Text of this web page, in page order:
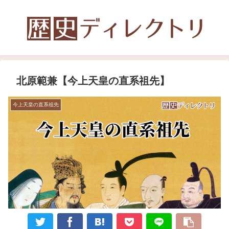
北原範兼【今上天皇の直系祖先】
今上天皇の直系祖先